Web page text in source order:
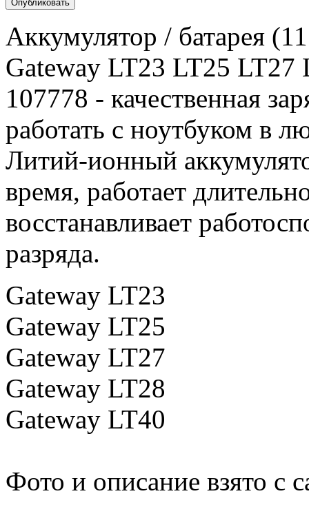
Аккумулятор / батарея
Gateway LT23 LT25
107778 - качественная
работать с ноутбуком в
Литий-ионный
время, работает
восстанавливает
разряда.
Gateway LT23
Gateway LT25
Gateway LT27
Gateway LT28
Gateway LT40
Фото и описание взято с